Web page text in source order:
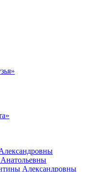
Александровны